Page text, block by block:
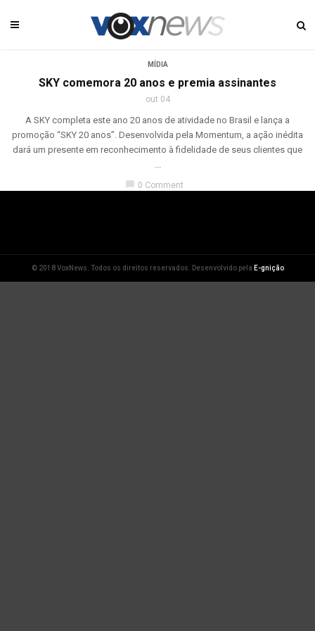
MÍDIA
SKY comemora 20 anos e premia assinantes
out 04
A SKY completa este ano 20 anos de atividade no Brasil e lança a
promoção “SKY 20 anos”. Desenvolvida pela Momentum, a ação inédita
dará um presente em reconhecimento à fidelidade de seus clientes que
...
chat_bubble 0 Comment
© 2018 VoxNews. Todos os direitos reservados. Desenvolvido pela E-gnição